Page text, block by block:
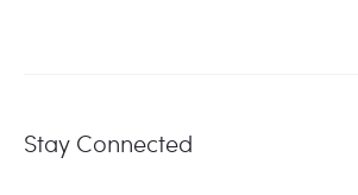
Stay Connected